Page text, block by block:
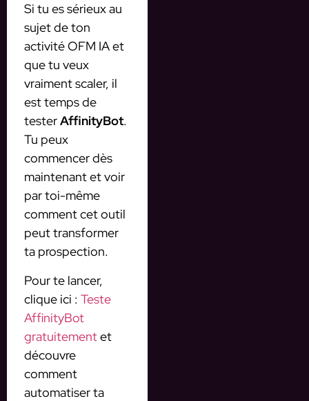
Si tu es sérieux au
sujet de ton
activité OFM IA et
que tu veux
vraiment scaler, il
est temps de
testerAffinityBot.
Tu peux
commencer dès
maintenant et voir
par toi-même
comment cet outil
peut transformer
ta prospection.
Pour te lancer,
clique ici : Teste
AffinityBot
gratuitementet
découvre
comment
automatiser ta